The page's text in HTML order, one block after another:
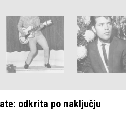
odkrita po naključju